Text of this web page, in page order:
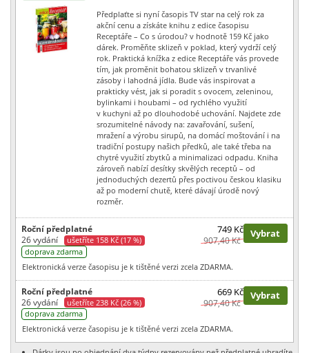
Předplaťte si nyní časopis TV star na celý rok za
akční cenu a získáte knihu z edice časopisu
Receptáře – Co s úrodou? v hodnotě 159 Kč jako
dárek. Proměňte sklizeň v poklad, který vydrží celý
rok. Praktická knížka z edice Receptáře vás provede
tím, jak proměnit bohatou sklizeň v trvanlivé
zásoby i lahodná jídla. Bude vás inspirovat a
prakticky vést, jak si poradit s ovocem, zeleninou,
bylinkami i houbami – od rychlého využití
v kuchyni až po dlouhodobé uchování. Najdete zde
srozumitelné návody na: zavařování, sušení,
mražení a výrobu sirupů, na domácí moštování i na
tradiční postupy našich předků, ale také třeba na
chytré využití zbytků a minimalizaci odpadu. Kniha
zároveň nabízí desítky skvělých receptů – od
jednoduchých dezertů přes poctivou českou klasiku
až po moderní chutě, které dávají úrodě nový
rozměr.
Roční předplatné
26 vydání
ušetříte 158 Kč (17 %)
doprava zdarma
749 Kč
907,40 Kč
Vybrat
Elektronická verze časopisu je k tištěné verzi zcela ZDARMA.
Roční předplatné
26 vydání
ušetříte 238 Kč (26 %)
doprava zdarma
669 Kč
907,40 Kč
Vybrat
Elektronická verze časopisu je k tištěné verzi zcela ZDARMA.